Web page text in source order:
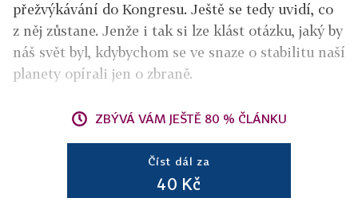
přežvýkávání do Kongresu. Ještě se tedy uvidí, co
z něj zůstane. Jenže i tak si lze klást otázku, jaký by
náš svět byl, kdybychom se ve snaze o stabilitu naší
planety opírali jen o zbraně.
ZBÝVÁ VÁM JEŠTĚ 80 % ČLÁNKU
Číst dál za
40 Kč